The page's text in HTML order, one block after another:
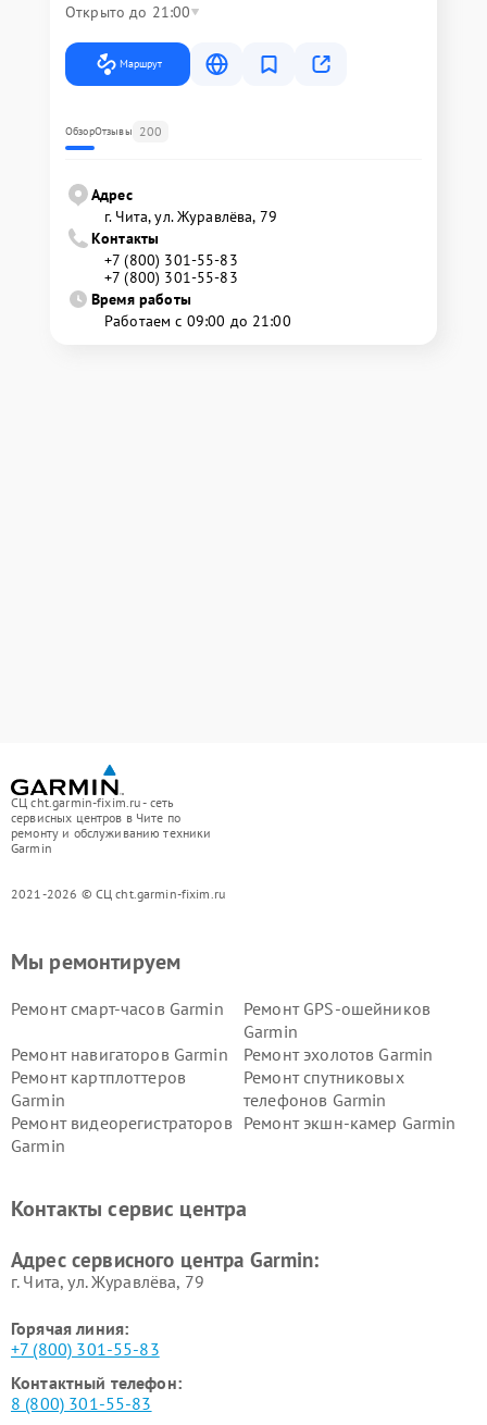
Открыто до 21:00
Маршрут
ОбзорОтзывы 200
Адрес
г. Чита, ул. Журавлёва, 79
Контакты
+7 (800) 301-55-83
+7 (800) 301-55-83
Время работы
Работаем с 09:00 до 21:00
СЦ cht.garmin-fixim.ru - сеть
сервисных центров в Чите по
ремонту и обслуживанию техники
Garmin
2021-2026 © СЦ cht.garmin-fixim.ru
Мы ремонтируем
Ремонт смарт-часов Garmin
Ремонт GPS-ошейников
Garmin
Ремонт навигаторов Garmin
Ремонт эхолотов Garmin
Ремонт картплоттеров
Garmin
Ремонт спутниковых
телефонов Garmin
Ремонт видеорегистраторов
Garmin
Ремонт экшн-камер Garmin
Контакты сервис центра
Адрес сервисного центра Garmin:
г. Чита, ул. Журавлёва, 79
Горячая линия:
+7 (800) 301-55-83
Контактный телефон:
8 (800) 301-55-83